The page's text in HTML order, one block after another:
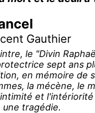
Gauthier
le "Divin
sept ans
en mémoire de
la mécène, le
et
tragédie.